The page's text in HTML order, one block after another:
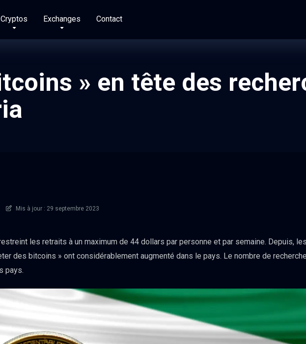
Cryptos Exchanges Contact
» en tête des
Mis à jour : 29 septembre 2023
les retraits à un maximum de 44 dollars par personne et par semaine. Depuis, les
des bitcoins » ont considérablement augmenté dans le pays. Le nombre de
pays.